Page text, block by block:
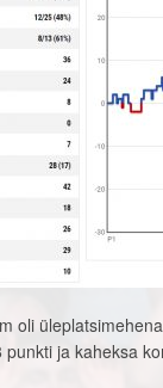
oli
ja kaheksa